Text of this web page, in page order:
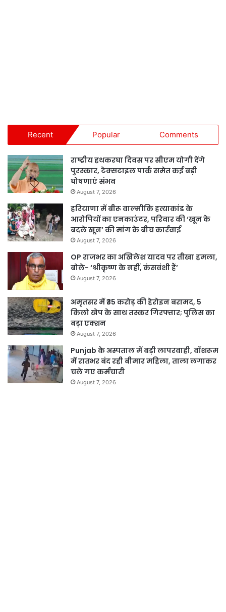
Recent Popular Comments
राष्ट्रीय हथकरघा दिवस पर सीएम योगी देंगे
पुरस्कार, टेक्सटाइल पार्क समेत कई बड़ी
घोषणाएं संभव
August 7, 2026
हरियाणा में बीरू वाल्मीकि हत्याकांड के
आरोपियों का एनकाउंटर, परिवार की ‘खून के
बदले खून’ की मांग के बीच कार्रवाई
August 7, 2026
OP राजभर का अखिलेश यादव पर तीखा हमला,
बोले- ‘श्रीकृष्ण के नहीं, कंसवंशी हैं’
August 7, 2026
अमृतसर में ₹35 करोड़ की हेरोइन बरामद, 5
किलो खेप के साथ तस्कर गिरफ्तार; पुलिस का
बड़ा एक्शन
August 7, 2026
Punjab के अस्पताल में बड़ी लापरवाही, वॉशरूम
में रातभर बंद रही बीमार महिला, ताला लगाकर
चले गए कर्मचारी
August 7, 2026